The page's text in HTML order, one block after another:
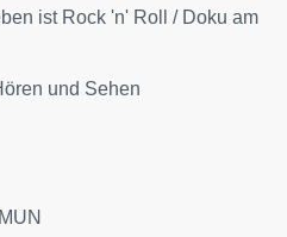
ist Rock 'n' Roll / Doku am
und Sehen